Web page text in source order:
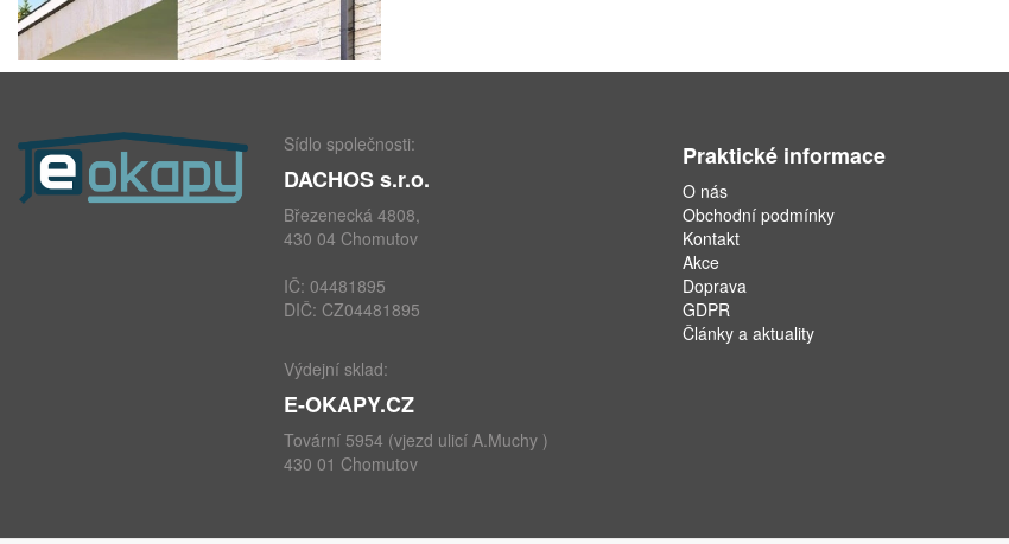
Sídlo společnosti:
DACHOS s.r.o.
Březenecká 4808,
430 04 Chomutov
IČ: 04481895
DIČ: CZ04481895
Výdejní sklad:
E-OKAPY.CZ
Tovární 5954 (vjezd ulicí A.Muchy )
430 01 Chomutov
Praktické informace
O nás
Obchodní podmínky
Kontakt
Akce
Doprava
GDPR
Články a aktuality